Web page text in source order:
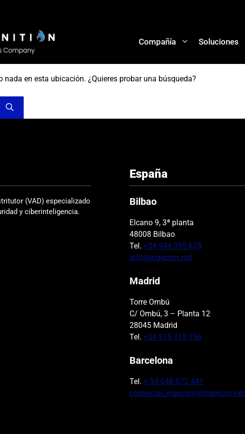
Compañía Soluciones
nada en esta ubicación. ¿Quieres probar una búsqueda?
(VAD) especializado
y ciberinteligencia.
España
Bilbao
Elcano 9, 3ª planta
48008 Bilbao
Tel. +34 944 395 678
info@ingecom.net
Madrid
Torre Ombú
C/ Ombú, 3 – Planta 12
28045 Madrid
Tel. +34 915 715 196
Barcelona
Tel. + 34 648 072 441
comercial_ingecom@ingecom.net